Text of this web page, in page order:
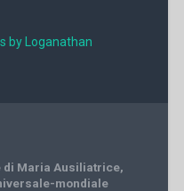
by Loganathan
di Maria Ausiliatrice,
mondiale